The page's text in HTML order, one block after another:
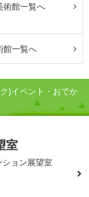
術館一覧へ
館一覧へ
)イベント・おでか
室
ョン展望室